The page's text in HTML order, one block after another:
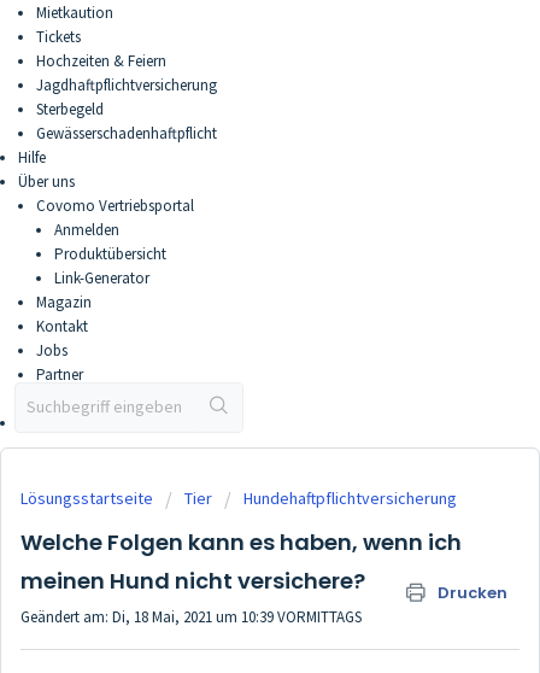
Mietkaution
Tickets
Hochzeiten & Feiern
Jagdhaftpflichtversicherung
Sterbegeld
Gewässerschadenhaftpflicht
Hilfe
Über uns
Covomo Vertriebsportal
Anmelden
Produktübersicht
Link-Generator
Magazin
Kontakt
Jobs
Partner
Partner werden
Vertriebsportal
Lösungsstartseite Tier Hundehaftpflichtversicherung
Welche Folgen kann es haben, wenn ich
meinen Hund nicht versichere?
Drucken
Geändert am: Di, 18 Mai, 2021 um 10:39 VORMITTAGS